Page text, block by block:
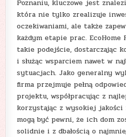
Poznaniu, kluczowe jest
która nie tylko zrealizuje
oczekiwaniami, ale także
każdym etapie prac. EcoHome
takie podejście, dostarczając
i służąc wsparciem nawet w
sytuacjach. Jako generalny
firma przejmuje pełną
projektu, współpracując z
korzystając z wysokiej jakości
mogą być pewni, że ich dom
solidnie i z dbałością o